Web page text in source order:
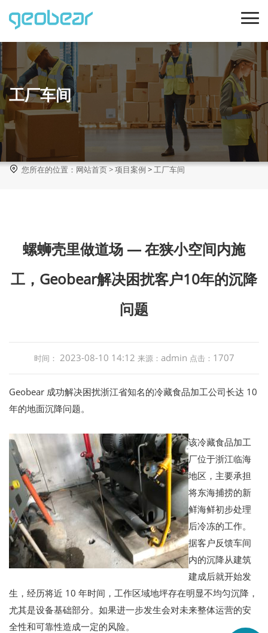
工厂车间
 您所在的位置： 网站首页>项目案例 >工厂车间
螺蛳壳里做道场 — 在狭小空间内施
工，Geobear解决困扰客户10年的沉降
问题
时间： 2023-08-10 14:12 来源： admin 点击： 1707
Geobear 成功解决困扰浙江省知名的冷藏食品加工公司长达 10
年的地面沉降问题。
该冷藏食品加工
厂位于浙江临海
地区，主要承担
将东海捕捞的新
鲜海鲜初步处理
后冷冻的工作。
据客户反馈车间
内的沉降从建筑
建成后就开始发
生，经历将近 10 年时间，工作区域地坪存在明显不均匀沉降，
尤其是设备基础部分。如果进一步发生会对未来整体运营的安
全性和可靠性造成一定的风险。